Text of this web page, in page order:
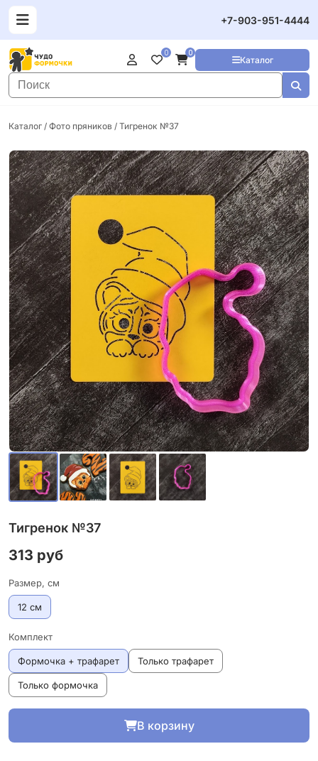
+7-903-951-4444
Каталог
0 0
Каталог / Фото пряников / Тигренок №37
Тигренок №37
313 руб
Размер, см
12 см
Комплект
Формочка + трафарет Только трафарет
Только формочка
В корзину